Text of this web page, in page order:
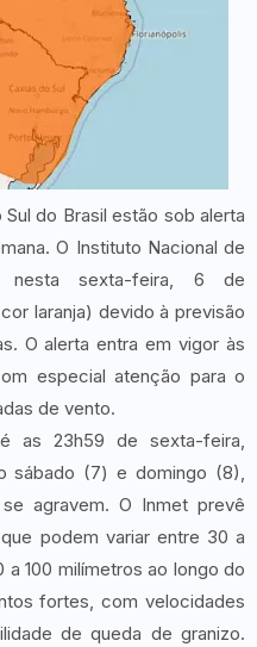
do Brasil estão sob alerta
O Instituto Nacional de
nesta sexta-feira, 6 de
laranja) devido à previsão
O alerta entra em vigor às
especial atenção para o
de vento.
as 23h59 de sexta-feira,
sábado (7) e domingo (8),
agravem. O Inmet prevê
podem variar entre 30 a
100 milímetros ao longo do
fortes, com velocidades
de queda de granizo.